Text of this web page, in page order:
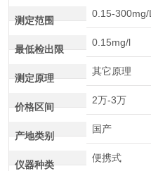
测定范围
0.15-300mg/L
最低检出限
0.15mg/l
测定原理
其它原理
价格区间
2万-3万
产地类别
国产
仪器种类
便携式